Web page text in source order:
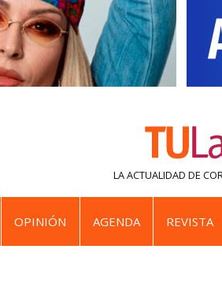
LA ACTUALIDAD DE
OPINIÓN AGENDA REVISTA